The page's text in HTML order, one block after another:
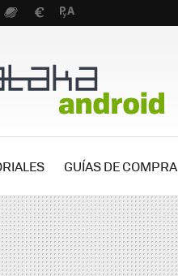
GUÍAS DE COMPRA